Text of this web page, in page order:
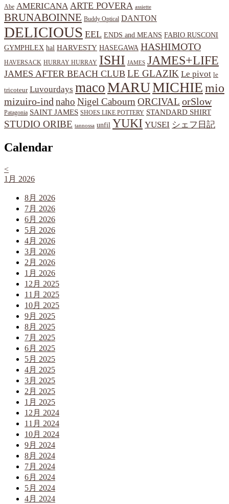
Abe AMERICANA ARTE POVERA assiette
BRUNABOINNE Buddy Optical DANTON
DELICIOUS EEL ENDS and MEANS FABIO RUSCONI
GYMPHLEX hal HARVESTY HASEGAWA HASHIMOTO
HAVERSACK HURRAY HURRAY ISHI JAMES JAMES+LIFE
JAMES AFTER BEACH CLUB LE GLAZIK Le pivot le
tricoteur Luvourdays macoMARUMICHIEmio
mizuiro-ind naho Nigel Cabourn ORCIVAL orSlow
Patagonia SAINT JAMES SHOES LIKE POTTERY STANDARD SHIRT
STUDIO ORIBE tannossa unfil YUKI YUSEI シェフ日記
Calendar
<
1月 2026
8月 2026
7月 2026
6月 2026
5月 2026
4月 2026
3月 2026
2月 2026
1月 2026
12月 2025
11月 2025
10月 2025
9月 2025
8月 2025
7月 2025
6月 2025
5月 2025
4月 2025
3月 2025
2月 2025
1月 2025
12月 2024
11月 2024
10月 2024
9月 2024
8月 2024
7月 2024
6月 2024
5月 2024
4月 2024